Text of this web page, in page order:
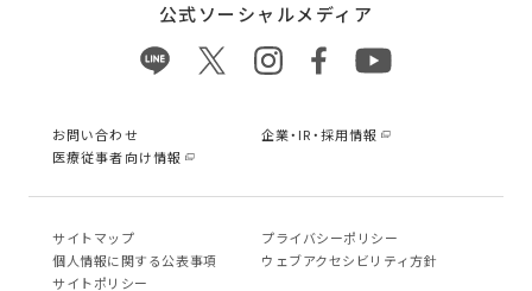
公式ソーシャルメディア
お問い合わせ
企業・IR・採用情報
医療従事者向け情報
サイトマップ
プライバシーポリシー
個⼈情報に関する公表事項
ウェブアクセシビリティ方針
サイトポリシー